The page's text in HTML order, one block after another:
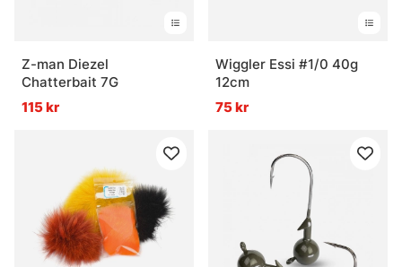
Z-man Diezel
Chatterbait 7G
115 kr
Wiggler Essi #1/0 40g
12cm
75 kr